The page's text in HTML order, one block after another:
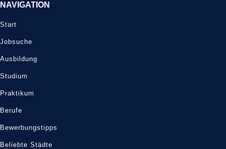
NAVIGATION
Start
Jobsuche
Ausbildung
Studium
Praktikum
Berufe
Bewerbungstipps
Beliebte Städte